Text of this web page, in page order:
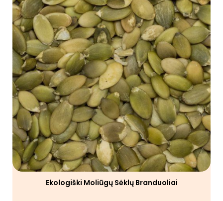
Ekologiški Moliūgų Sėklų Branduoliai